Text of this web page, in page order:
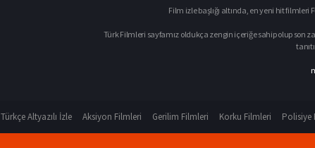
Film izle başlığı altında, en yeni hit
Türk Filmleri sayfamız oldukça zengin içeriğe sahip olup son
Türkçe Altyazılı İzle Aksiyon Filmleri Gerilim Filmleri Korku Filmleri Polisiye